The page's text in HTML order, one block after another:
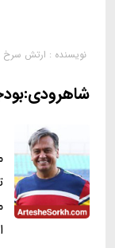
نویسنده : ارتش سرخ
شاهرودی:بودجه ما ۵ برابر